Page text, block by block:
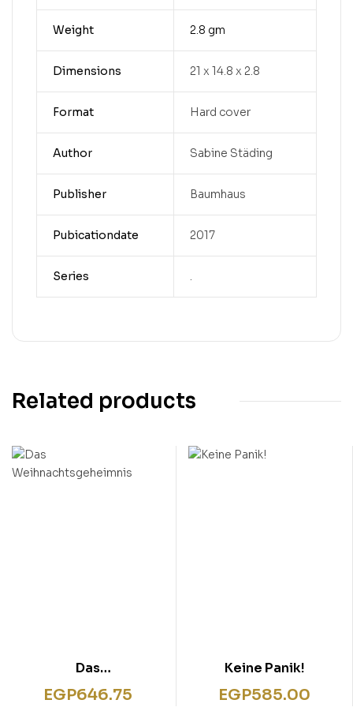
Weight 2.8 gm
Dimensions 21 x 14.8 x 2.8
Format Hard cover
Author Sabine Städing
Publisher Baumhaus
Pubicationdate 2017
Series .
Related products
Das
Weihnachtsgeheimnis
EGP646.75
Keine Panik!
EGP585.00